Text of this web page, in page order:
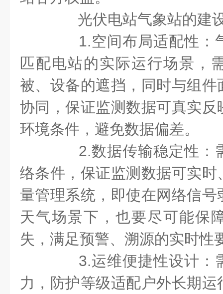
光伏电站气象站的建
1.空间布局适配性：
匹配电站的实际运行场景，
被、设备的遮挡，同时与组
协同，保证监测数据可真实
环境条件，避免数据偏差。
2.数据传输稳定性：
络条件，保证监测数据可实
量管理系统，即使在网络信
天气场景下，也要尽可能保
失，满足预警、溯源的实时性
3.运维便捷性设计：
力，防护等级适配户外长期